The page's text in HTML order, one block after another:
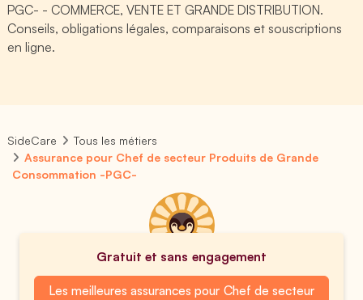
PGC- - COMMERCE, VENTE ET GRANDE DISTRIBUTION.
Conseils, obligations légales, comparaisons et souscriptions
en ligne.
SideCare
Tous les métiers
Assurance pour Chef de secteur Produits de Grande
Consommation -PGC-
Gratuit et sans engagement
Les meilleures assurances pour Chef de secteur